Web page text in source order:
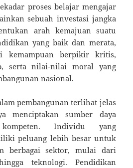
proses belajar mengajar
sebuah investasi jangka
arah kemajuan suatu
yang baik dan merata,
kemampuan berpikir kritis,
serta nilai-nilai moral yang
nasional.
pembangunan terlihat jelas
menciptakan sumber daya
Individu yang
peluang lebih besar untuk
berbagai sektor, mulai dari
teknologi. Pendidikan